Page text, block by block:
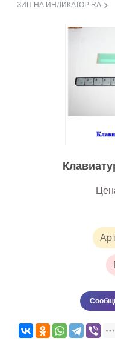
ЗИП НА ИНДИКАТОР RA